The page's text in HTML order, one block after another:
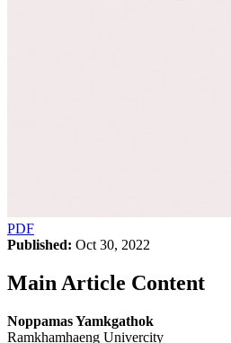
PDF
Published: Oct 30, 2022
Main Article Content
Noppamas Yamkgathok
Ramkhamhaeng Univercity